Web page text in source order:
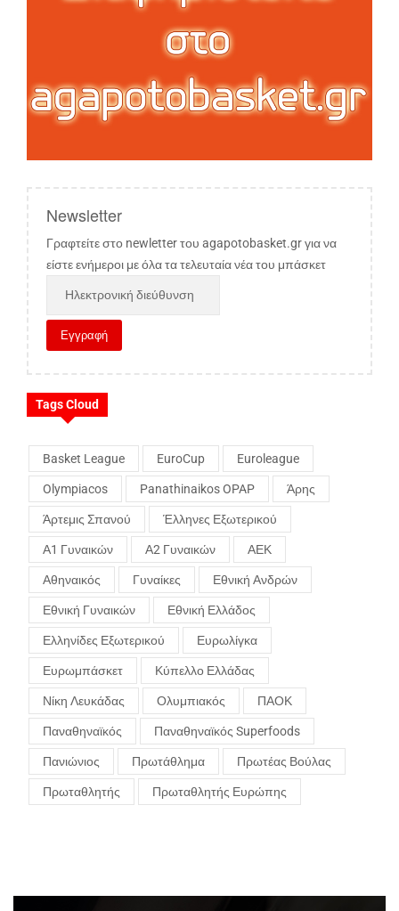
Newsletter
Γραφτείτε στο newletter του agapotobasket.gr για να
είστε ενήμεροι με όλα τα τελευταία νέα του μπάσκετ
Tags Cloud
Basket League EuroCup Euroleague
Olympiacos Panathinaikos OPAP Άρης
Άρτεμις Σπανού Έλληνες Εξωτερικού
Α1 Γυναικών Α2 Γυναικών ΑΕΚ
Αθηναικός Γυναίκες Εθνική Ανδρών
Εθνική Γυναικών Εθνική Ελλάδος
Ελληνίδες Εξωτερικού Ευρωλίγκα
Ευρωμπάσκετ Κύπελλο Ελλάδας
Νίκη Λευκάδας Ολυμπιακός ΠΑΟΚ
Παναθηναϊκός Παναθηναϊκός Superfoods
Πανιώνιος Πρωτάθλημα Πρωτέας Βούλας
Πρωταθλητής Πρωταθλητής Ευρώπης